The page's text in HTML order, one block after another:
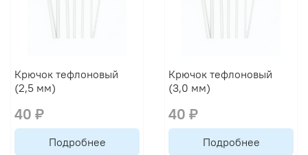
Крючок тефлоновый
(2,5 мм)
40 ₽
Подробнее
Крючок тефлоновый
(3,0 мм)
40 ₽
Подробнее